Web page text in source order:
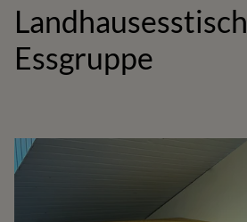
Landhausesstisch
Essgruppe